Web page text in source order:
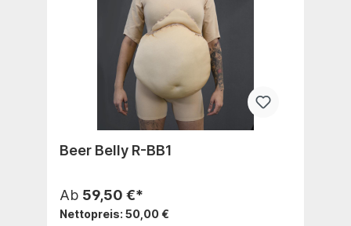
Beer Belly R-BB1
Ab 59,50 €*
Nettopreis: 50,00 €